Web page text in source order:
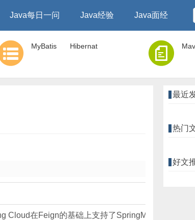
Java每日一问 Java经验 Java面经
MyBatis
Hibernat
Cloud在Feign的基础上支持了SpringMVC的
最近
热门
好文